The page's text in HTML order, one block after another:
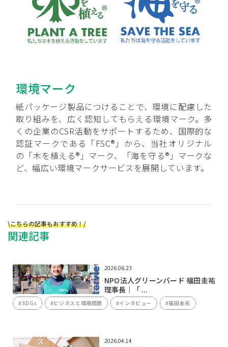
環境マーク
紙パッケージ製品につけることで、環境に配慮した
取り組みを、広く認知してもらえる環境マーク。多
くの企業のCSR活動をサポートするため、国際的な
認証マークである「FSC®」から、当社オリジナル
の「木を植える®」マーク、「海を守る®」マークな
ど、幅広い環境マークサービスを展開しています。
\こちらの記事もおすすめ！/
関連記事
2026.06.23
NPO法人グリーンバード 福田圭祐
理事長｜「 ...
#SDGs #ビジネスと環境問題 #インタビュー #福田圭祐
2026.04.14